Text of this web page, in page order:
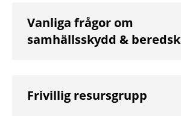
Vanliga frågor om
samhällsskydd &
Frivillig resursgrupp